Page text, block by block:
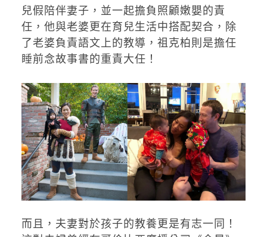
兒假陪伴妻子，並一起擔負照顧嫩嬰的責
任，他與老婆更在育兒生活中搭配契合，除
了老婆負責語文上的教導，祖克柏則是擔任
睡前念故事書的重責大任！
而且，夫妻對於孩子的教養更是有志一同！